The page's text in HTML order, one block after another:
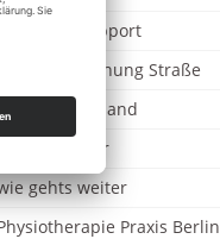
IT Support
Überwachung Straße
on Demand
Sattler
gehts weiter
Praxis Berlin